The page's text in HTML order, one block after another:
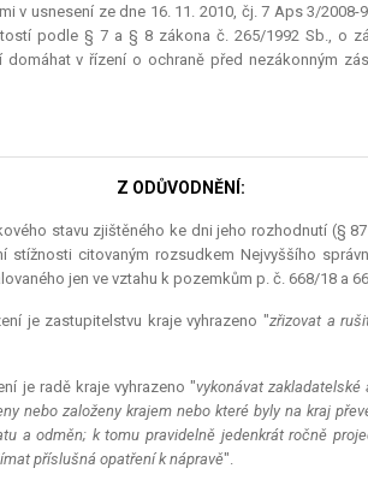
v usnesení ze dne 16. 11. 2010, čj. 7 Aps 3/
podle § 7 a § 8 zákona č. 265/1992 Sb., o
v řízení o ochraně před nezákonným
Z ODŮVODNĚNÍ:
stavu zjištěného ke dni jeho rozhodnutí (§
stížnosti citovaným rozsudkem Nejvyššího
jen ve vztahu k pozemkům p. č. 668/18 a
je zastupitelstvu kraje vyhrazeno "zřizovat a
je radě kraje vyhrazeno "vykonávat
nebo založeny krajem nebo které byly na kraj
a odměn; k tomu pravidelně jedenkrát ročně
příslušná opatření k nápravě".